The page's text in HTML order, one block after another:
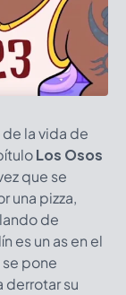
la vida de
Los Osos
que se
una pizza,
de
es un as en el
pone
derrotar su